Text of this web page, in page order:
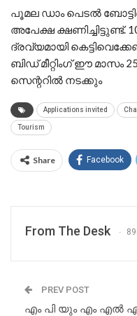
പൂമല ഡാം പെടൽ ബോട്ടിങ്
അപേക്ഷ
ദ്രവ്യമായി
ബിഡ് മീറ്റിംഗ് ഈ മാസം
സെന്ററിൽ നടക്കും
Applications invited
Tourism
Share Facebook
From The Desk
PREV POST
എം പി യും എം എൽ